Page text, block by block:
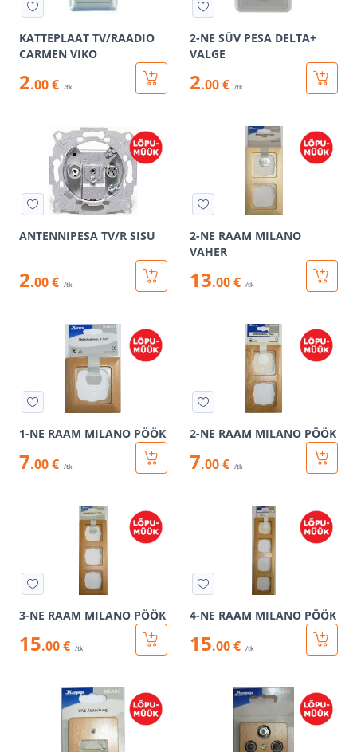
KATTEPLAAT TV/RAADIO
CARMEN VIKO
2.00 € /tk
2-NE SÜV PESA DELTA+
VALGE
2.00 € /tk
ANTENNIPESA TV/R SISU
2.00 € /tk
2-NE RAAM MILANO
VAHER
13.00 € /tk
1-NE RAAM MILANO PÖÖK
7.00 € /tk
2-NE RAAM MILANO PÖÖK
7.00 € /tk
3-NE RAAM MILANO PÖÖK
15.00 € /tk
4-NE RAAM MILANO PÖÖK
15.00 € /tk